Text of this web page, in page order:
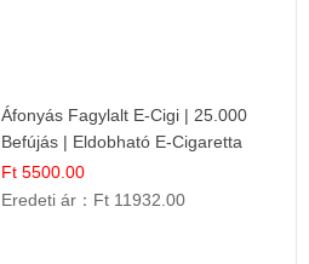
Áfonyás Fagylalt E-Cigi | 25.000
Befújás | Eldobható E-Cigaretta
Ft 5500.00
Eredeti ár： Ft 11932.00